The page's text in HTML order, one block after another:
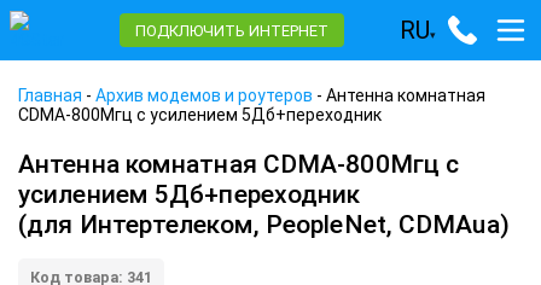
ПОДКЛЮЧИТЬ ИНТЕРНЕТ RU▾
Главная - Архив модемов и роутеров - Антенна комнатная
CDMA-800Мгц с усилением 5Дб+переходник
Антенна комнатная CDMA-800Мгц с
усилением 5Дб+переходник
(для Интертелеком, PeopleNet, CDMAua)
Код товара: 341